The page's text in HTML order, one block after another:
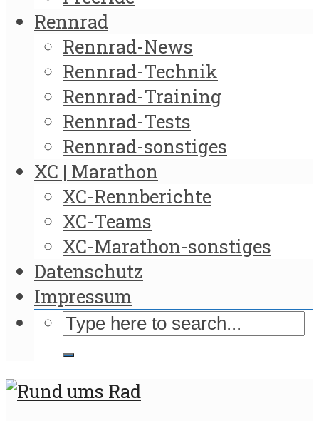
Rennrad
Rennrad-News
Rennrad-Technik
Rennrad-Training
Rennrad-Tests
Rennrad-sonstiges
XC | Marathon
XC-Rennberichte
XC-Teams
XC-Marathon-sonstiges
Datenschutz
Impressum